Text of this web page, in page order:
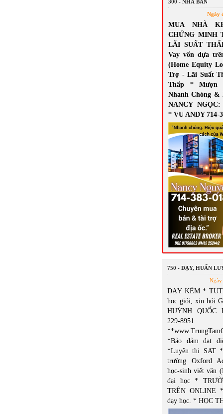
300 - NHÀ BÁN
Ngày
MUA NHÀ
CHỨNG MINH
LÃI SUẤT
Vay vốn dựa
(Home Equity
Trợ - Lãi Suất
Thấp * Mượn
Nhanh Chóng &
NANCY NGỌC:
* VU ANDY 714-
750 - DẠY, HUẤN
Ngày
DẠY KÈM *
học giỏi, xin hỏi
HUỲNH QUỐC
229-8951
*Bảo đảm đạt
*Luyện thi SAT
trường Oxford
học-sinh viết văn
đại học *
TRÊN ONLINE
dạy học. * HỌC